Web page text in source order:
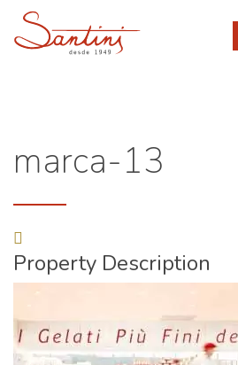
marca-13
Property Description